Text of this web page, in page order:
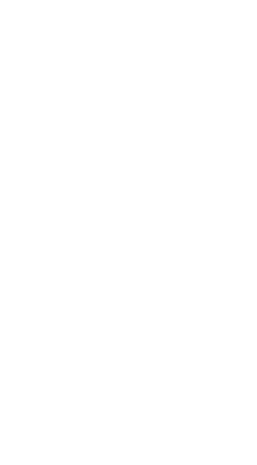
slitstark fjällkarta över den
Nikkaluokta och
och återger höjdkurvor,
är tydligt angivna för att
Nordkalottleden vid Unna
sluttningar och vegetation